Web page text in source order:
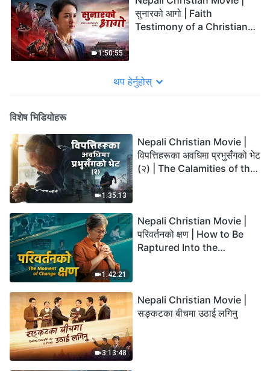
1:50:55
सुनारको आगो | Faith
Testimony of a Christian
थप हेर्नुहोस्
विशेष भिडियोहरू
1:35:13
Nepali Christian Movie |
विपत्तिहरूका अवधिमा प्रभुसँगको भेट
(२) | The Calamities of the
1:42:21
Nepali Christian Movie |
परिवर्तनको क्षण | How to Be
Raptured Into the
3:13:48
Nepali Christian Movie |
सङ्कटका बीचमा उठाई लगिनु